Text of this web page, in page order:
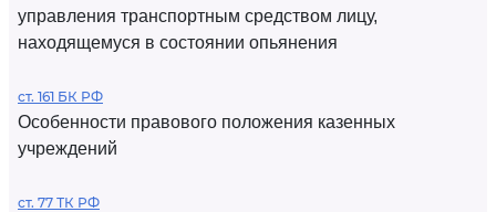
управления транспортным средством лицу,
находящемуся в состоянии опьянения
ст. 161 БК РФ
Особенности правового положения казенных
учреждений
ст. 77 ТК РФ